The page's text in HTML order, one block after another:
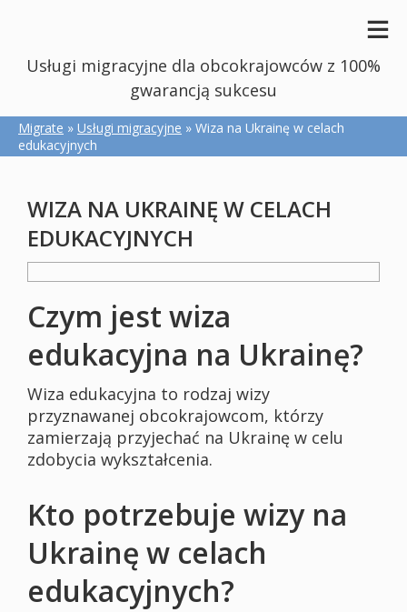
Usługi migracyjne dla obcokrajowców z 100%
gwarancją sukcesu
Migrate » Usługi migracyjne » Wiza na Ukrainę w celach
edukacyjnych
WIZA NA UKRAINĘ W CELACH
EDUKACYJNYCH
Czym jest wiza
edukacyjna na Ukrainę?
Wiza edukacyjna to rodzaj wizy
przyznawanej obcokrajowcom, którzy
zamierzają przyjechać na Ukrainę w celu
zdobycia wykształcenia.
Kto potrzebuje wizy na
Ukrainę w celach
edukacyjnych?